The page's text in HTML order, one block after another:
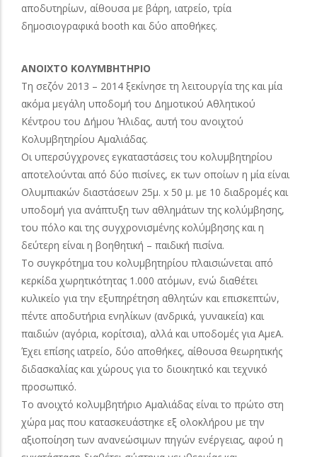
αποδυτηρίων, αίθουσα με βάρη, ιατρείο, τρία
δημοσιογραφικά booth και δύο αποθήκες.
ΑΝΟΙΧΤΟ ΚΟΛΥΜΒΗΤΗΡΙΟ
Τη σεζόν 2013 – 2014 ξεκίνησε τη λειτουργία της και μία
ακόμα μεγάλη υποδομή του Δημοτικού Αθλητικού
Κέντρου του Δήμου Ήλιδας, αυτή του ανοιχτού
Κολυμβητηρίου Αμαλιάδας.
Οι υπερσύγχρονες εγκαταστάσεις του κολυμβητηρίου
αποτελούνται από δύο πισίνες, εκ των οποίων η μία είναι
Ολυμπιακών διαστάσεων 25μ. x 50 μ. με 10 διαδρομές και
υποδομή για ανάπτυξη των αθλημάτων της κολύμβησης,
του πόλο και της συγχρονισμένης κολύμβησης και η
δεύτερη είναι η βοηθητική – παιδική πισίνα.
Το συγκρότημα του κολυμβητηρίου πλαισιώνεται από
κερκίδα χωρητικότητας 1.000 ατόμων, ενώ διαθέτει
κυλικείο για την εξυπηρέτηση αθλητών και επισκεπτών,
πέντε αποδυτήρια ενηλίκων (ανδρικά, γυναικεία) και
παιδιών (αγόρια, κορίτσια), αλλά και υποδομές για ΑμεΑ.
Έχει επίσης ιατρείο, δύο αποθήκες, αίθουσα θεωρητικής
διδασκαλίας και χώρους για το διοικητικό και τεχνικό
προσωπικό.
Το ανοιχτό κολυμβητήριο Αμαλιάδας είναι το πρώτο στη
χώρα μας που κατασκευάστηκε εξ ολοκλήρου με την
αξιοποίηση των ανανεώσιμων πηγών ενέργειας, αφού η